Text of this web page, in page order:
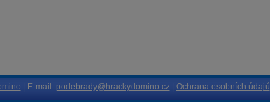
| E-mail: podebrady@hrackydomino.cz| Ochrana osobních údajů